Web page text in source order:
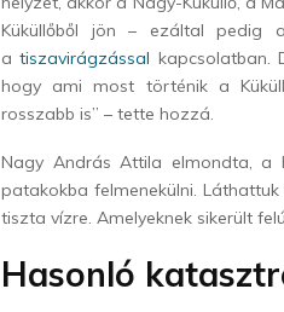
Küküllőből jön – ezáltal pedig
atiszavirágzással kapcsolatban.
hogy ami most történik a
rosszabb is” – tette hozzá.
Nagy András Attila elmondta, a
patakokba felmenekülni. Láthattuk
tiszta vízre. Amelyeknek sikerült
Hasonló